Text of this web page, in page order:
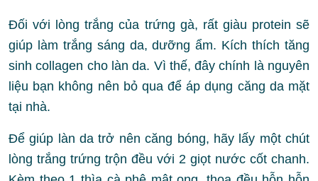
Đối với lòng trắng của trứng gà, rất giàu protein sẽ
giúp làm trắng sáng da, dưỡng ẩm. Kích thích tăng
sinh collagen cho làn da. Vì thế, đây chính là nguyên
liệu bạn không nên bỏ qua để áp dụng căng da mặt
tại nhà.
Để giúp làn da trở nên căng bóng, hãy lấy một chút
lòng trắng trứng trộn đều với 2 giọt nước cốt chanh.